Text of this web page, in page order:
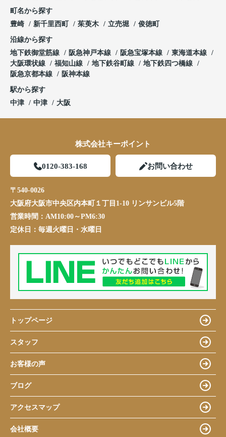
町名から探す
豊崎
新千里西町 茱萸木 立売堀 俊徳町
沿線から探す
地下鉄御堂筋線
阪急神戸本線 阪急宝塚本線
東海道本線
大阪環状線
福知山線 地下鉄谷町線
地下鉄四つ橋線
阪急京都本線
阪神本線
駅から探す
中津
中津 大阪
株式会社キーポイント
0120-383-168 お問い合わせ
〒540-0026
大阪府大阪市中央区内本町１丁目1-10 リンサンビル5階
営業時間： AM10:00～PM6:30
定休日： 毎週火曜日・水曜日
トップページ
スタッフ
お客様の声
ブログ
アクセスマップ
会社概要